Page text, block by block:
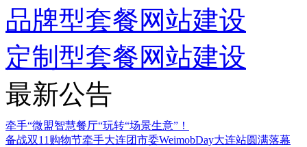
品牌型套餐网站建设
定制型套餐网站建设
最新公告
牵手“微盟智慧餐厅“玩转“场景生意”！
备战双11购物节牵手大连团市委WeimobDay大连站圆满落幕